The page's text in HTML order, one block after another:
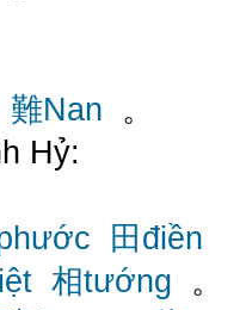
難Nan 。
Hỷ:
田điền
相tướng 。